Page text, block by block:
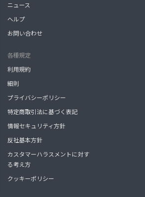
ニュース
ヘルプ
お問い合わせ
各種規定
利用規約
細則
プライバシーポリシー
特定商取引法に基づく表記
情報セキュリティ方針
反社基本方針
カスタマーハラスメントに対す
る考え方
クッキーポリシー